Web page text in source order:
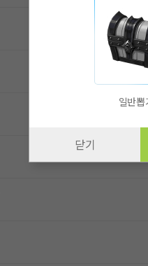
일반뽑
닫기